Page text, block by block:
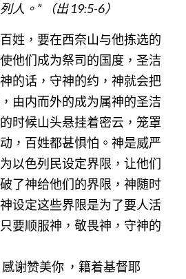
人。” （出 19:5-6）
姓，要在西奈山与他拣选的
他们成为祭司的国度，圣洁
的话，守神的约，神就会把
由内而外的成为属神的圣洁
时候山头悬挂着密云，笼罩
，百姓都甚惧怕。神是威严
以色列民设定界限，让他们
了神给他们的界限，神随时
设定这些界限是为了要人活
要顺服神，敬畏神，守神的
谢赞美你 ，籍着基督耶